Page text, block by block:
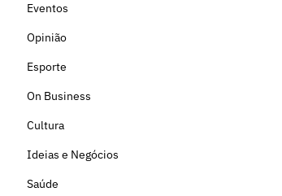
Eventos
Opinião
Esporte
On Business
Cultura
Ideias e Negócios
Saúde